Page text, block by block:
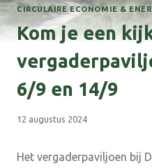
CIRCULAIRE ECONOMIE &
Kom je een
6/9 en 14/9
12 augustus 2024
Het vergaderpaviljoen bij